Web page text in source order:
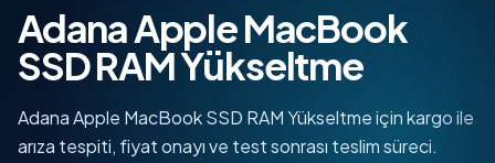
Adana Apple MacBook
SSD RAM Yükseltme
Adana Apple MacBook SSD RAM Yükseltme için kargo ile
arıza tespiti, fiyat onayı ve test sonrası teslim süreci.